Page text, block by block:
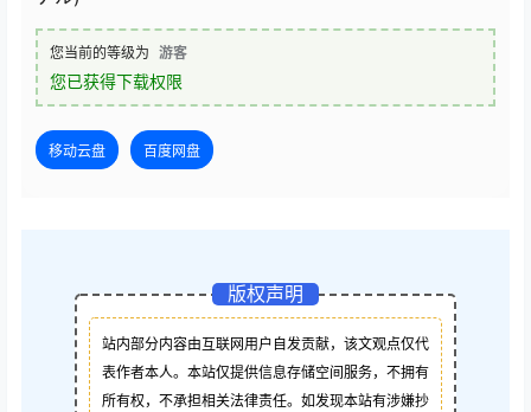
您当前的等级为 游客
您已获得下载权限
移动云盘 百度网盘
版权声明
站内部分内容由互联网用户自发贡献，该文观点仅代
表作者本人。本站仅提供信息存储空间服务，不拥有
所有权，不承担相关法律责任。如发现本站有涉嫌抄